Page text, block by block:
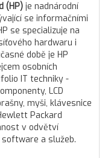
(HP) je nadnárodní
se informačními
se specializuje na
hardwaru i
době je HP
osobních
IT techniky -
LCD
myši, klávesnice
Packard
v odvětví
a služeb.